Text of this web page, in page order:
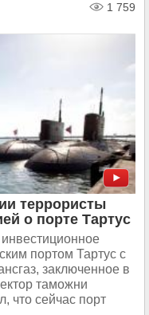
1 759
террористы
о порте Тартус
портом Тартус с
заключенное в
таможни
что сейчас порт